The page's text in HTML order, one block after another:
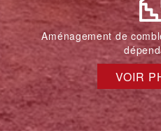
Aménagement de
VOIR